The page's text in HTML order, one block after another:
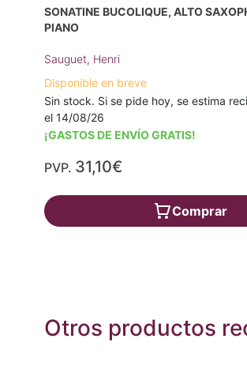
SONATINE BUCOLIQUE, ALTO
PIANO
Sauguet, Henri
Disponible en breve
Sin stock. Si se pide hoy, se estima
el 14/08/26
¡GASTOS DE ENVÍO GRATIS!
PVP. 31,10€
Comprar
Otros productos